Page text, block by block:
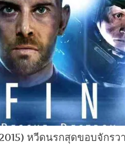
หวีดนรกสุดขอบจักรว